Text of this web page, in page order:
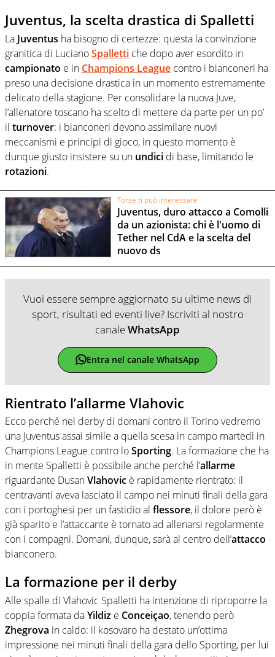
Juventus, la scelta drastica di Spalletti
La Juventus ha bisogno di certezze: questa la convinzione
granitica di LucianoSpalletti che dopo aver esordito in
campionato e in Champions League contro i bianconeri ha
preso una decisione drastica in un momento estremamente
delicato della stagione. Per consolidare la nuova Juve,
l’allenatore toscano ha scelto di mettere da parte per un po’
il turnover: i bianconeri devono assimilare nuovi
meccanismi e principi di gioco, in questo momento è
dunque giusto insistere su un undici di base, limitando le
rotazioni.
Forse ti può interessare
Juventus, duro attacco a Comolli
da un azionista: chi è l'uomo di
Tether nel CdA e la scelta del
nuovo ds
Vuoi essere sempre aggiornato su ultime news di
sport, risultati ed eventi live? Iscriviti al nostro
canaleWhatsApp
Entra nel canale WhatsApp
Rientrato l’allarme Vlahovic
Ecco perché nel derby di domani contro il Torino vedremo
una Juventus assai simile a quella scesa in campo martedì in
Champions League contro loSporting. La formazione che ha
in mente Spalletti è possibile anche perché l’allarme
riguardante DusanVlahovic è rapidamente rientrato: il
centravanti aveva lasciato il campo nei minuti finali della gara
con i portoghesi per un fastidio al flessore, il dolore però è
già sparito e l’attaccante è tornato ad allenarsi regolarmente
con i compagni. Domani, dunque, sarà al centro dell’attacco
bianconero.
La formazione per il derby
Alle spalle di Vlahovic Spalletti ha intenzione di riproporre la
coppia formata daYildiz e Conceiçao, tenendo però
Zhegrova in caldo: il kosovaro ha destato un’ottima
impressione nei minuti finali della gara dello Sporting, per lui